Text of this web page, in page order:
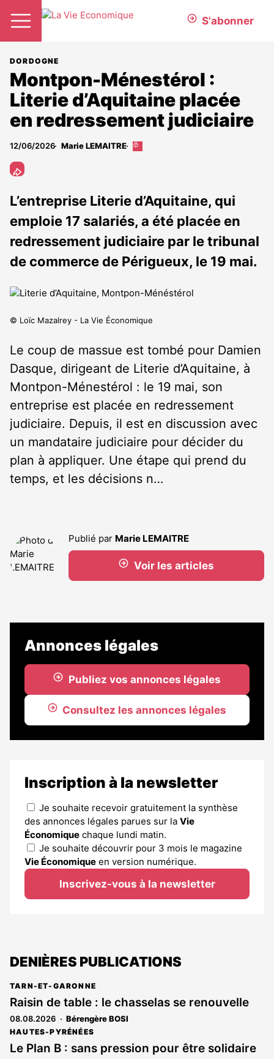
S'abonner
DORDOGNE
Montpon-Ménestérol :
Literie d’Aquitaine placée
en redressement judiciaire
12/06/2026 Marie LEMAITRE
Cet
abonnés
L’entreprise Literie d’Aquitaine, qui
emploie 17 salariés, a été placée en
redressement judiciaire par le tribunal
de commerce de Périgueux, le 19 mai.
© Loïc Mazalrey - La Vie Économique
Le coup de massue est tombé pour Damien
Dasque, dirigeant de Literie d’Aquitaine, à
Montpon-Ménestérol : le 19 mai, son
entreprise est placée en redressement
judiciaire. Depuis, il est en discussion avec
un mandataire judiciaire pour décider du
plan à appliquer. Une étape qui prend du
temps, et les décisions n…
Publié par Marie LEMAITRE
Voir les articles
Annonces légales
Publiez vos annonces légales
Consultez les annonces légales
Inscription à la newsletter
Je souhaite recevoir gratuitement la synthèse
des annonces légales parues sur la Vie
Économique chaque lundi matin.
Je souhaite découvrir pour 3 mois le magazine
Vie Économique en version numérique.
Inscrivez-vous à la newsletter
DENIÈRES PUBLICATIONS
TARN-ET-GARONNE
Raisin de table : le chasselas se renouvelle
08.08.2026 Bérengère BOSI
HAUTES-PYRÉNÉES
Le Plan B : sans pression pour être solidaire